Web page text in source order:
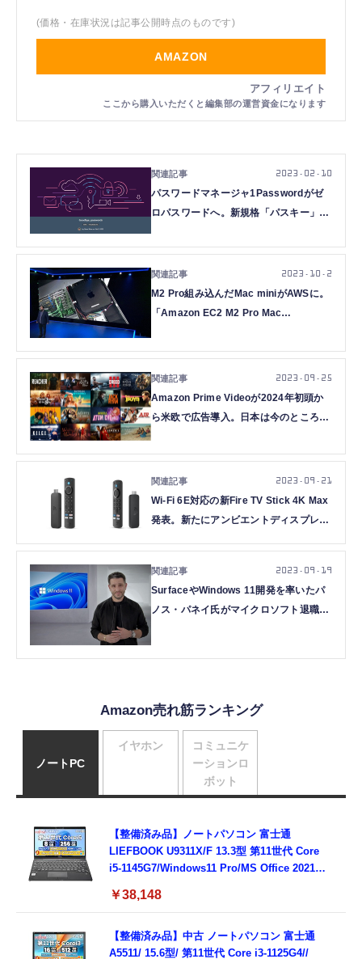
(価格・在庫状況は記事公開時点のものです)
AMAZON
パスワードマネージャ1Passwordがゼ
ロパスワードへ。新規格「パスキー」に
2023.02.10
M2 Pro組み込んだMac miniがAWSに。
「Amazon EC2 M2 Pro Mac
2023.10.2
Amazon Prime Videoが2024年初頭か
ら米欧で広告導入。日本は今のところ対
2023.09.25
Wi-Fi 6E対応の新Fire TV Stick 4K Max
発表。新たにアンビエントディスプレイ
2023.09.21
SurfaceやWindows 11開発を率いたパ
ノス・パネイ氏がマイクロソフト退職。
2023.09.19
Amazon売れ筋ランキング
ノートPC
【整備済み品】ノートパソコン 富士通
LIEFBOOK U9311X/F 13.3型 第11世代 Core
i5-1145G7/Windows11 Pro/MS Office 2021搭
Type-C/360度回転対応/有線静音マウス付
8GB,SSD256GB)
￥38,148
【整備済み品】中古 ノートパソコン 富士通
A5511/ 15.6型/ 第11世代 Core i3-1125G4//
イヤホン
コミュニケ
ーションロ
ボット